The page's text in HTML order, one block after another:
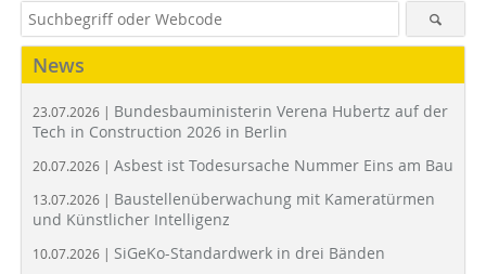
News
23.07.2026 | Bundesbauministerin Verena Hubertz auf der
Tech in Construction 2026 in Berlin
20.07.2026 | Asbest ist Todesursache Nummer Eins am Bau
13.07.2026 | Baustellenüberwachung mit Kameratürmen
und Künstlicher Intelligenz
10.07.2026 | SiGeKo-Standardwerk in drei Bänden